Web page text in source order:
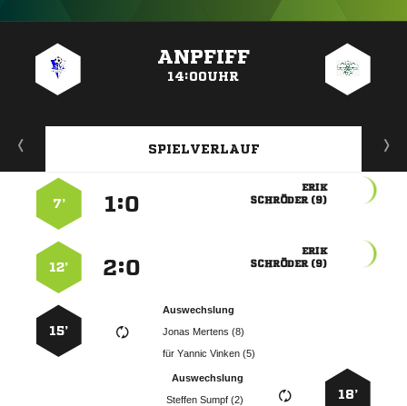
ANPFIFF
14:00UHR
SPIELVERLAUF

 
:
7’

 
:
12’
Auswechslung
  
für  
15’
18’
Auswechslung
  